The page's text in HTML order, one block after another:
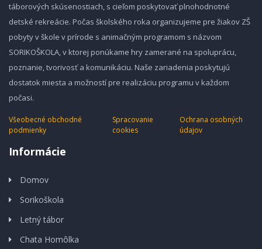
táborových skúsenostiach, s cieľom poskytovať plnohodnotné
detské rekreácie. Počas školského roka organizujeme pre žiakov ZŠ
pobyty v škole v prírode s animačným programom s názvom
SORIKOŠKOLA, v ktorej ponúkame hry zamerané na spoluprácu,
poznanie, tvorivosť a komunikáciu. Naše zariadenia poskytujú
dostatok miesta a možností pre realizáciu programu v každom
počasi.
Všeobecné obchodné
podmienky
Spracovanie
cookies
Ochrana osobných
údajov
Informácie
Domov
Sorikoškola
Letný tábor
Chata Homôlka